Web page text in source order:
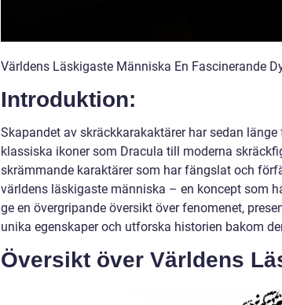
Världens Läskigaste Människa En Fascinerande
Introduktion:
Skapandet av skräckkarakaktärer har sedan
klassiska ikoner som Dracula till moderna
skrämmande karaktärer som har fängslat och
världens läskigaste människa – en koncept som
ge en övergripande översikt över fenomenet,
unika egenskaper och utforska historien bakom
Översikt över Världens